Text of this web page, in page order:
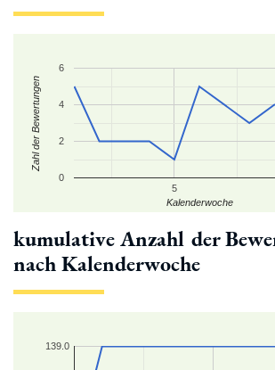
5
0
2
4
6
Kalenderwoche
Zahl der Bewertungen
kumulative Anzahl der
nach Kalenderwoche
139.0